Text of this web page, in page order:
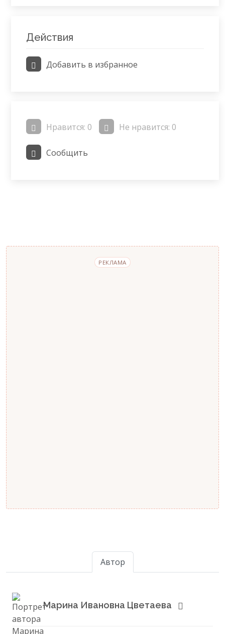
Действия
Добавить в избранное
Нравится: 0 Не нравится: 0
Сообщить
РЕКЛАМА
Автор
Марина Ивановна Цветаева